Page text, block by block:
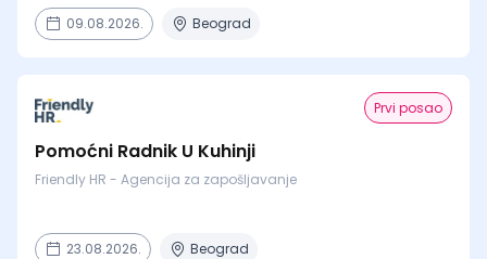
09.08.2026. Beograd
Prvi posao
Pomoćni Radnik U Kuhinji
Friendly HR - Agencija za zapošljavanje
23.08.2026. Beograd